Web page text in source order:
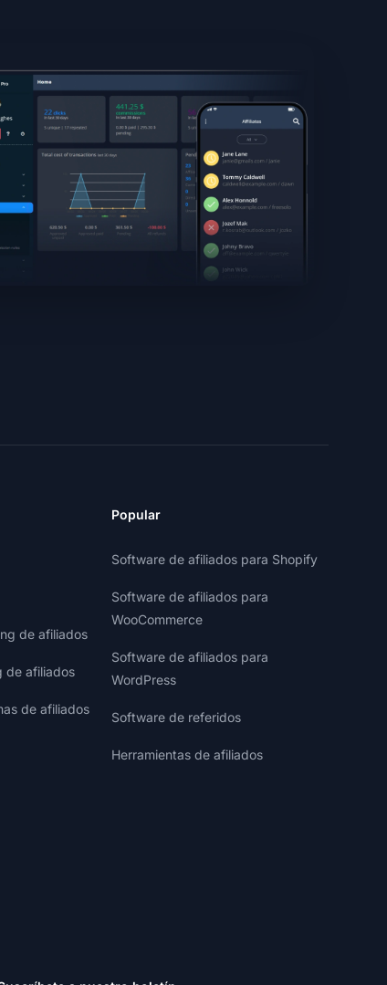
de afiliados
de afiliados
de afiliados
Popular
Software de afiliados para Shopify
Software de afiliados para
WooCommerce
Software de afiliados para
WordPress
Software de referidos
Herramientas de afiliados